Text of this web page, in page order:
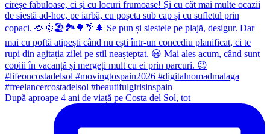
După aproape 4 ani de viață pe Costa del Sol, tot